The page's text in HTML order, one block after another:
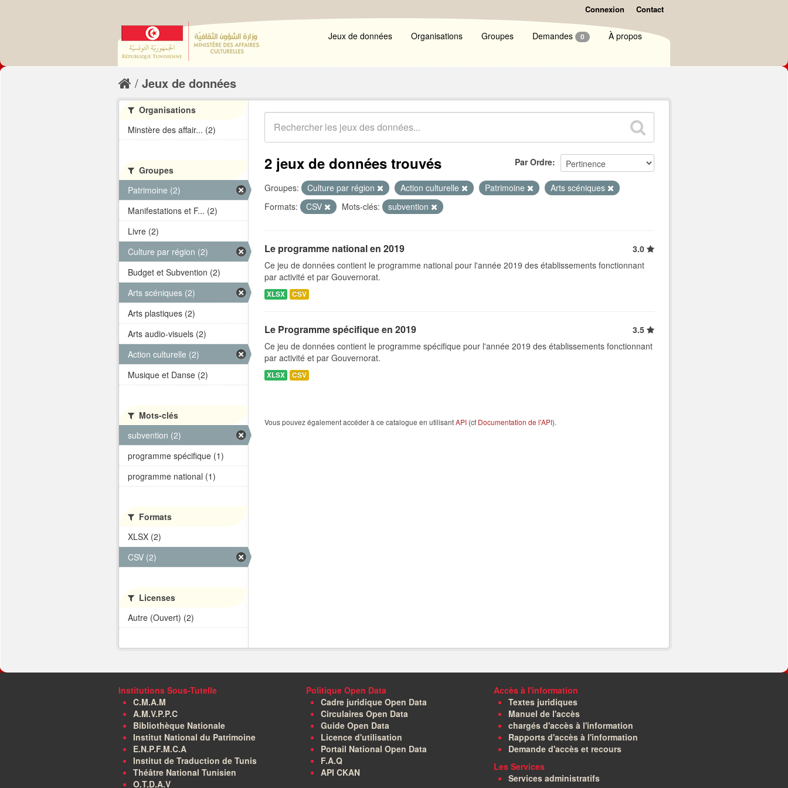
Connexion Contact
Jeux de données Organisations Groupes Demandes 0 À propos
Jeux de données
Par Ordre
2 jeux de données trouvés
Groupes: Culture par région Action culturelle Patrimoine
Arts scéniques
Formats:
CSV Mots-clés: subvention
Le programme national en 2019
3.0
Ce jeu de données contient le programme national pour l'année 2019 des établissements fonctionnant
par activité et par Gouvernorat.
XLSX CSV
Le Programme spécifique en 2019
3.5
Ce jeu de données contient le programme spécifique pour l'année 2019 des établissements fonctionnant
par activité et par Gouvernorat.
XLSX CSV
Vous pouvez également accéder à ce catalogue en utilisantAPI (cf Documentation de l'API).
Organisations
Minstère des affair... (2)
Groupes
Patrimoine (2)
Manifestations et F... (2)
Livre (2)
Culture par région (2)
Budget et Subvention (2)
Arts scéniques (2)
Arts plastiques (2)
Arts audio-visuels (2)
Action culturelle (2)
Musique et Danse (2)
Mots-clés
subvention (2)
programme spécifique (1)
programme national (1)
Formats
XLSX (2)
CSV (2)
Licenses
Autre (Ouvert) (2)
Institutions Sous-Tutelle
C.M.A.M
A.M.V.P.P.C
Bibliothèque Nationale
Institut National du Patrimoine
E.N.P.F.M.C.A
Institut de Traduction de Tunis
Théâtre National Tunisien
O.T.D.A.V
Politique Open Data
Cadre juridique Open Data
Circulaires Open Data
Guide Open Data
Licence d'utilisation
Portail National Open Data
F.A.Q
API CKAN
Accès à l'information
Textes juridiques
Manuel de l'accès
chargés d'accès à l'information
Rapports d'accès à l'information
Demande d'accès et recours
Les Services
Services administratifs